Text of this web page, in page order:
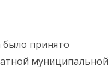
принято
муниципальной